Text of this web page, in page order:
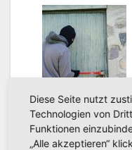
Arnsberg geht
Diese Seite nutzt
Technologien von
Funktionen
„Alle akzeptieren“